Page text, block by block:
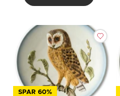
SPAR 60%